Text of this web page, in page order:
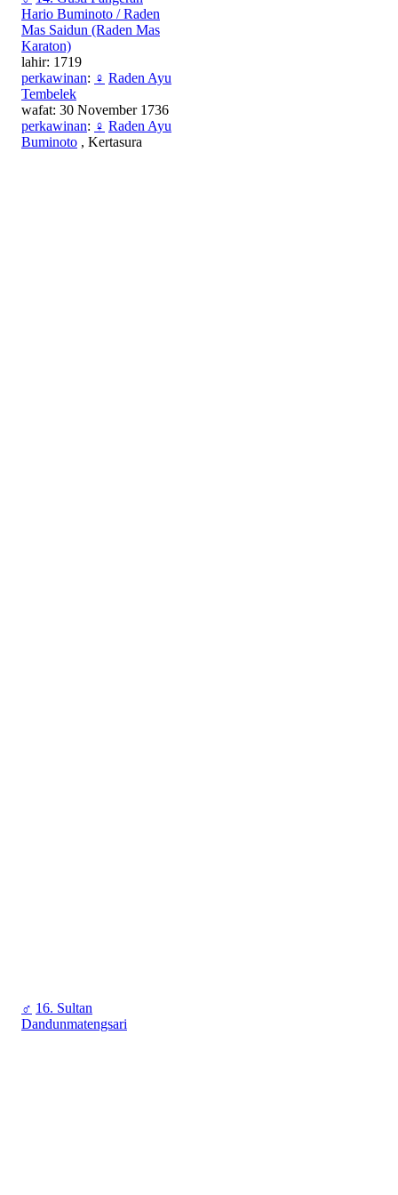
Hario Buminoto / Raden
Mas Saidun (Raden Mas
Karaton)
lahir: 1719
perkawinan: ♀ Raden Ayu
Tembelek
wafat: 30 November 1736
perkawinan: ♀ Raden Ayu
Buminoto , Kertasura
♂ 16. Sultan
Dandunmatengsari